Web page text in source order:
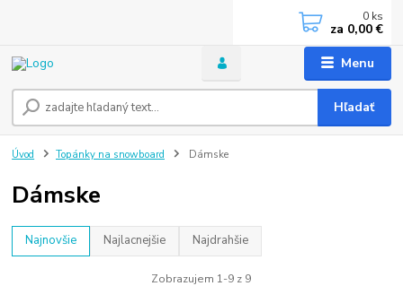
Menu
Hľadať
0 ks
za 0,00 €
Úvod Topánky na snowboard Dámske
Dámske
Najnovšie Najlacnejšie Najdrahšie
Zobrazujem 1-9 z 9